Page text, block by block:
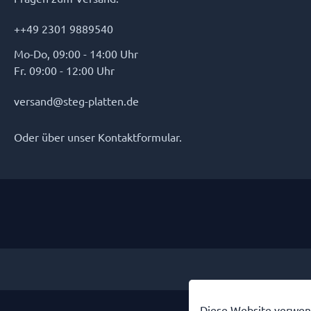
++49 2301 9889540
Mo-Do, 09:00 - 14:00 Uhr
Fr. 09:00 - 12:00 Uhr
versand@steg-platten.de
Oder über unser Kontaktformular.
* Alle Preise inkl.